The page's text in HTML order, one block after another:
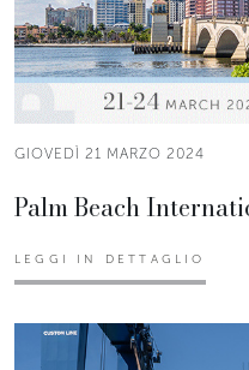
GIOVEDÌ 21 MARZO 2024
Palm Beach
LEGGI IN DETTAGLIO